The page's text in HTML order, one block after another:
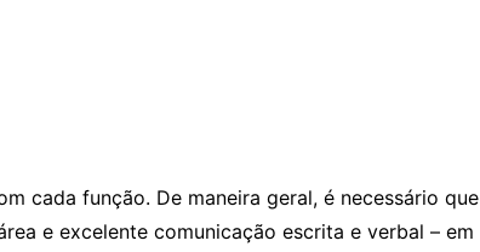
cada função. De maneira geral, é necessário que
e excelente comunicação escrita e verbal – em